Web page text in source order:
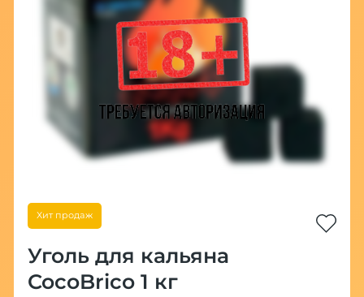
Хит продаж
Уголь для кальяна
CocoBrico 1 кг